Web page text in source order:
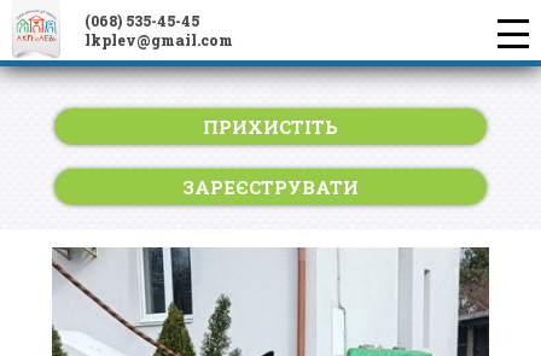
(068) 535-45-45
lkplev@gmail.com
ПРИХИСТІТЬ
ЗАРЕЄСТРУВАТИ